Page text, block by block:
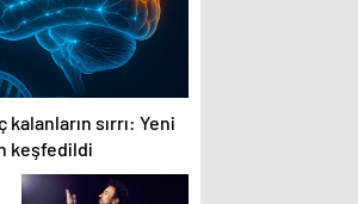
sırrı: Yeni
keşfedildi